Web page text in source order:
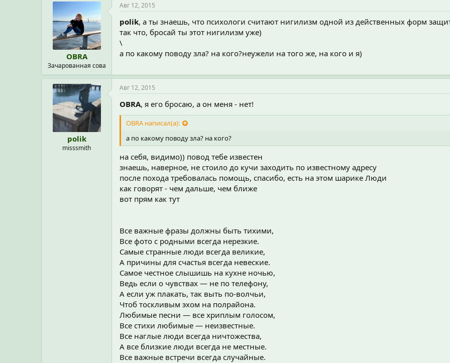
OBRA
Зачарованная сова
Авг 12, 2015
polik, а ты знаешь, что психологи считают нигилизм одной из действенных форм
так что, бросай ты этот нигилизм уже)
\
а по какому поводу зла? на кого?неужели на того же, на кого и я)
polik
misssmith
Авг 12, 2015
OBRA, я его бросаю, а он меня - нет!
OBRA написал(а):
а по какому поводу зла? на кого?
на себя, видимо)) повод тебе известен
знаешь, наверное, не стоило до кучи заходить по известному адресу
после похода требовалась помощь, спасибо, есть на этом шарике Люди
как говорят - чем дальше, чем ближе
вот прям как тут
Все важные фразы должны быть тихими,
Все фото с родными всегда нерезкие.
Самые странные люди всегда великие,
А причины для счастья всегда невеские.
Самое честное слышишь на кухне ночью,
Ведь если о чувствах — не по телефону,
А если уж плакать, так выть по-волчьи,
Чтоб тоскливым эхом на полрайона.
Любимые песни — все хриплым голосом,
Все стихи любимые — неизвестные.
Все наглые люди всегда ничтожества,
А все близкие люди всегда не местные.
Все важные встречи всегда случайные.